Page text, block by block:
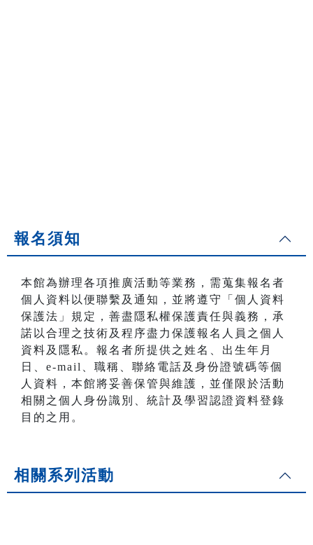
報名須知
本館為辦理各項推廣活動等業務，需蒐集報名者
個人資料以便聯繫及通知，並將遵守「個人資料
保護法」規定，善盡隱私權保護責任與義務，承
諾以合理之技術及程序盡力保護報名人員之個人
資料及隱私。報名者所提供之姓名、出生年月
日、e-mail、職稱、聯絡電話及身份證號碼等個
人資料，本館將妥善保管與維護，並僅限於活動
相關之個人身份識別、統計及學習認證資料登錄
目的之用。
相關系列活動